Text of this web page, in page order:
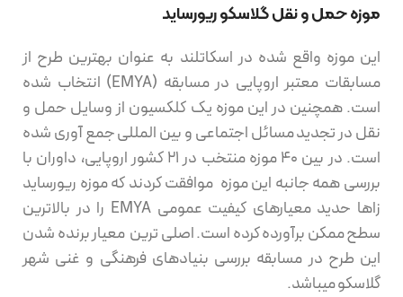
موزه حمل و نقل گلاسکو ریورساید
این موزه واقع شده در اسکاتلند به عنوان بهترین طرح از
مسابقات معتبر اروپایی در مسابقه (EMYA) انتخاب شده
است. همچنین در این موزه یک کلکسیون از وسایل حمل و
نقل در تجدید مسائل اجتماعی و بین المللی جمع آوری شده
است. در بین ۴۰ موزه منتخب در ۲۱ کشور اروپایی، داوران با
بررسی همه جانبه این موزه موافقت کردند که موزه ریورساید
زاها حدید معیارهای کیفیت عمومی EMYA را در بالاترین
سطح ممکن برآورده کرده است. اصلی ترین معیار برنده شدن
این طرح در مسابقه بررسی بنیادهای فرهنگی و غنی شهر
گلاسکو میباشد.